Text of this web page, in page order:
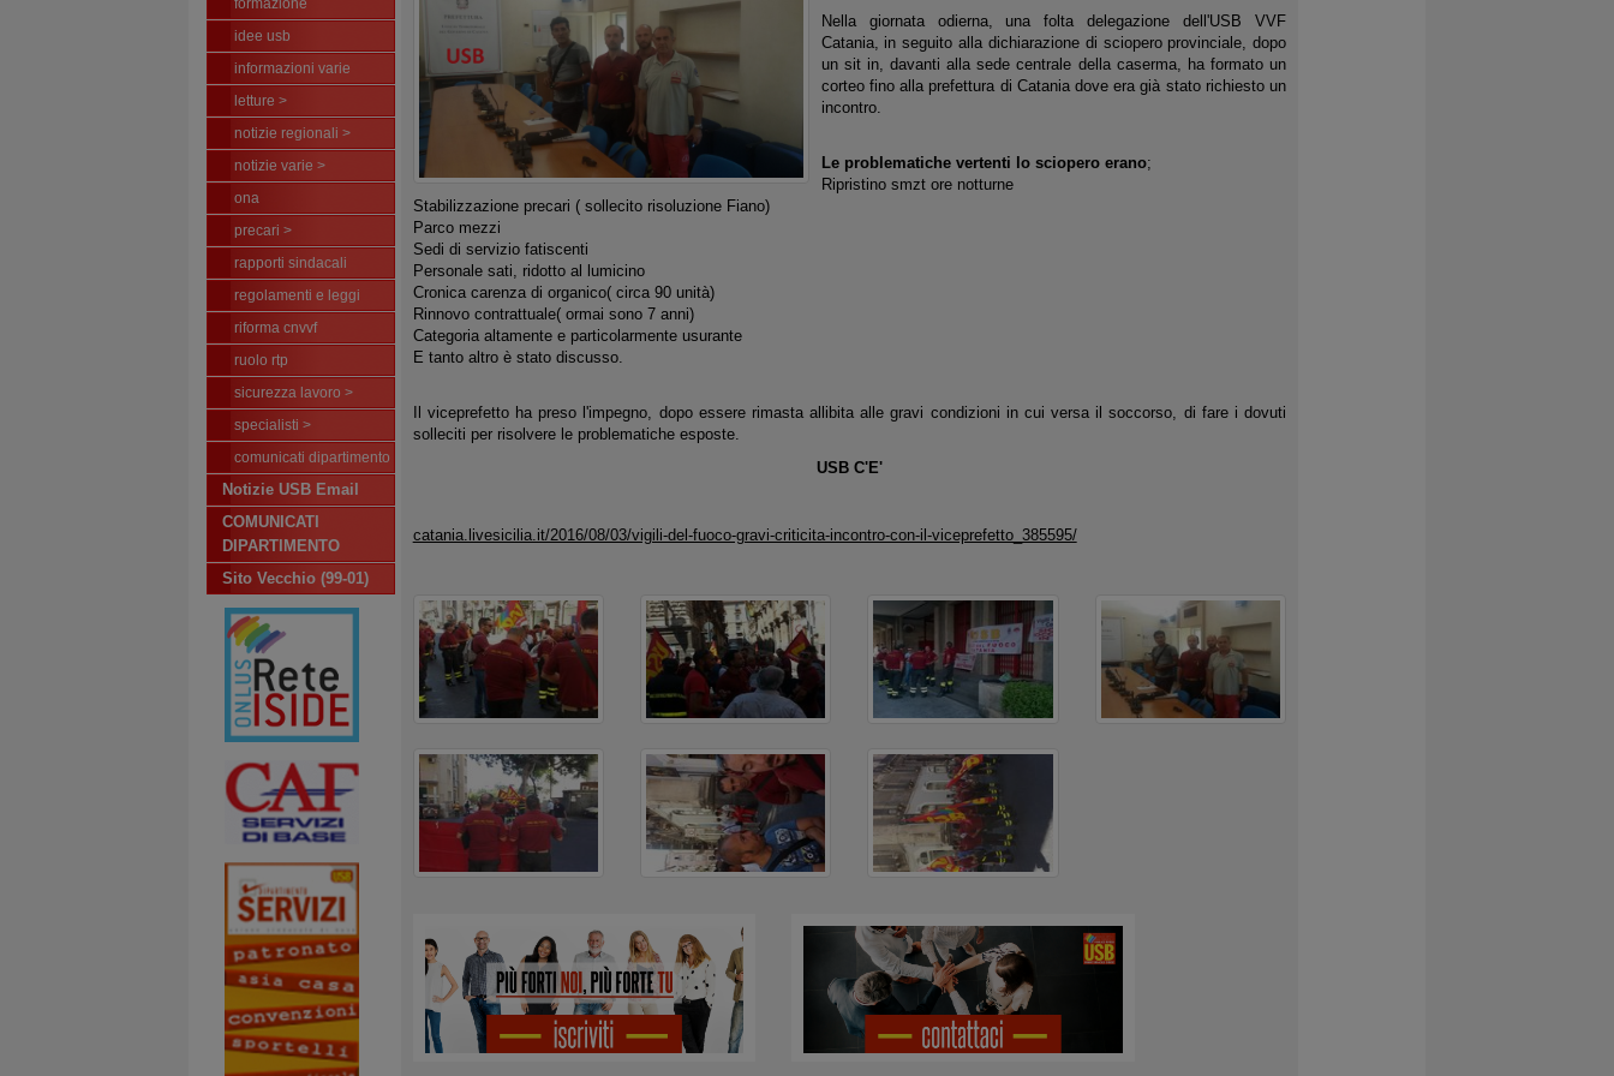
formazione
idee usb
informazioni varie
letture >
notizie regionali >
notizie varie >
ona
precari >
rapporti sindacali
regolamenti e leggi
riforma cnvvf
ruolo rtp
sicurezza lavoro >
specialisti >
comunicati dipartimento
Notizie USB Email
COMUNICATI
DIPARTIMENTO
Sito Vecchio (99-01)
Nella giornata odierna, una folta delegazione dell'USB VVF
Catania, in seguito alla dichiarazione di sciopero provinciale, dopo
un sit in, davanti alla sede centrale della caserma, ha formato un
corteo fino alla prefettura di Catania dove era già stato richiesto un
incontro.
Le problematiche vertenti lo sciopero erano;
Ripristino smzt ore notturne
Stabilizzazione precari ( sollecito risoluzione Fiano)
Parco mezzi
Sedi di servizio fatiscenti
Personale sati, ridotto al lumicino
Cronica carenza di organico( circa 90 unità)
Rinnovo contrattuale( ormai sono 7 anni)
Categoria altamente e particolarmente usurante
E tanto altro è stato discusso.
Il viceprefetto ha preso l'impegno, dopo essere rimasta allibita alle gravi condizioni in cui versa il soccorso, di fare i dovuti
solleciti per risolvere le problematiche esposte.
USB C'E'
catania.livesicilia.it/2016/08/03/vigili-del-fuoco-gravi-criticita-incontro-con-il-viceprefetto_385595/